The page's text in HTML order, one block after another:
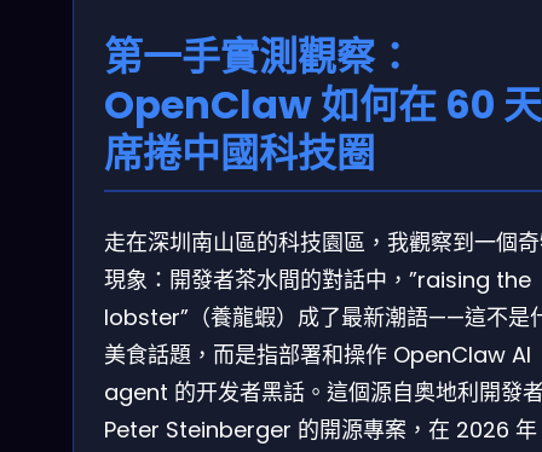
第一手實測觀察：
OpenClaw 如何在 60
席捲中國科技圈
走在深圳南山區的科技園區，我觀察到一個
現象：開發者茶水間的對話中，”raising the
lobster”（養龍蝦）成了最新潮語——這不是
美食話題，而是指部署和操作 OpenClaw AI
agent 的开发者黑話。這個源自奥地利開發
Peter Steinberger 的開源專案，在 2026 年